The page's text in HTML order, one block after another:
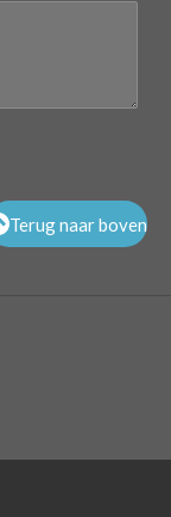
Terug naar boven